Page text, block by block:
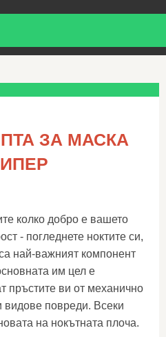
ЗА МАСКА
колко добро е вашето
- погледнете ноктите си,
най-важният компонент
им цел е
пръстите ви от механично
видове повреди. Всеки
на нокътната плоча.